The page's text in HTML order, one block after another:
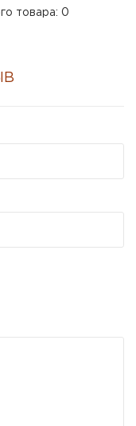
товара: 0